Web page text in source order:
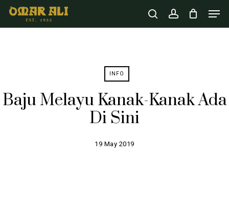
Skip
main
Cart
Cart
INFO
Baju Melayu Kanak-Kanak Ada
Di Sini
19 May 2019